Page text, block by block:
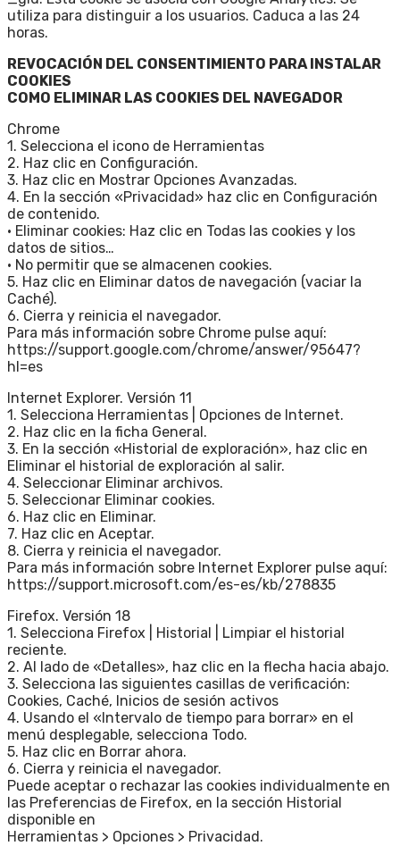
utiliza para distinguir a los usuarios. Caduca a las 24
horas.
REVOCACIÓN DEL CONSENTIMIENTO PARA INSTALAR
COOKIES
COMO ELIMINAR LAS COOKIES DEL NAVEGADOR
Chrome
1. Selecciona el icono de Herramientas
2. Haz clic en Configuración.
3. Haz clic en Mostrar Opciones Avanzadas.
4. En la sección «Privacidad» haz clic en Configuración
de contenido.
• Eliminar cookies: Haz clic en Todas las cookies y los
datos de sitios…
• No permitir que se almacenen cookies.
5. Haz clic en Eliminar datos de navegación (vaciar la
Caché).
6. Cierra y reinicia el navegador.
Para más información sobre Chrome pulse aquí:
https://support.google.com/chrome/answer/95647?
hl=es
Internet Explorer. Versión 11
1. Selecciona Herramientas | Opciones de Internet.
2. Haz clic en la ficha General.
3. En la sección «Historial de exploración», haz clic en
Eliminar el historial de exploración al salir.
4. Seleccionar Eliminar archivos.
5. Seleccionar Eliminar cookies.
6. Haz clic en Eliminar.
7. Haz clic en Aceptar.
8. Cierra y reinicia el navegador.
Para más información sobre Internet Explorer pulse aquí:
https://support.microsoft.com/es-es/kb/278835
Firefox. Versión 18
1. Selecciona Firefox | Historial | Limpiar el historial
reciente.
2. Al lado de «Detalles», haz clic en la flecha hacia abajo.
3. Selecciona las siguientes casillas de verificación:
Cookies, Caché, Inicios de sesión activos
4. Usando el «Intervalo de tiempo para borrar» en el
menú desplegable, selecciona Todo.
5. Haz clic en Borrar ahora.
6. Cierra y reinicia el navegador.
Puede aceptar o rechazar las cookies individualmente en
las Preferencias de Firefox, en la sección Historial
disponible en
Herramientas > Opciones > Privacidad.